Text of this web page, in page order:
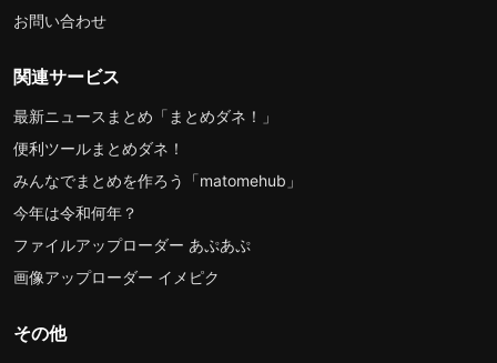
お問い合わせ
関連サービス
最新ニュースまとめ「まとめダネ！」
便利ツールまとめダネ！
みんなでまとめを作ろう「matomehub」
今年は令和何年？
ファイルアップローダー あぷあぷ
画像アップローダー イメピク
その他